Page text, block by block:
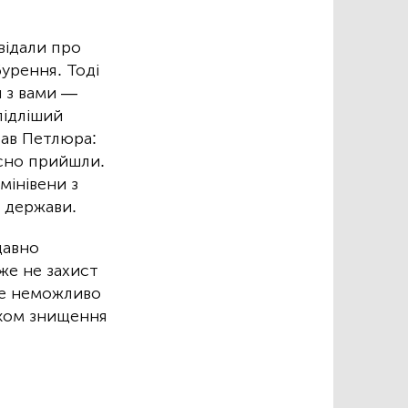
про
Тоді
з вами —
Петлюра:
прийшли.
з
держави.
не захист
неможливо
знищення